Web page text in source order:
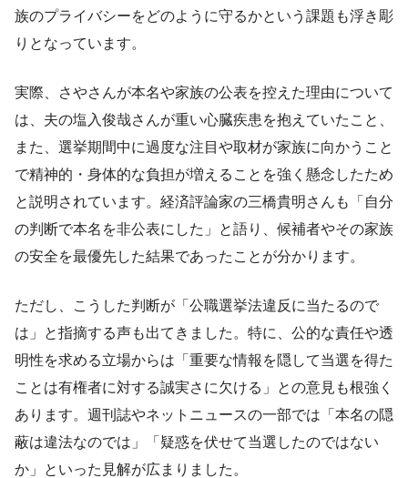
族のプライバシーをどのように守るかという課題も浮き彫
りとなっています。
実際、さやさんが本名や家族の公表を控えた理由について
は、夫の塩入俊哉さんが重い心臓疾患を抱えていたこと、
また、選挙期間中に過度な注目や取材が家族に向かうこと
で精神的・身体的な負担が増えることを強く懸念したため
と説明されています。経済評論家の三橋貴明さんも「自分
の判断で本名を非公表にした」と語り、候補者やその家族
の安全を最優先した結果であったことが分かります。
ただし、こうした判断が「公職選挙法違反に当たるので
は」と指摘する声も出てきました。特に、公的な責任や透
明性を求める立場からは「重要な情報を隠して当選を得た
ことは有権者に対する誠実さに欠ける」との意見も根強く
あります。週刊誌やネットニュースの一部では「本名の隠
蔽は違法なのでは」「疑惑を伏せて当選したのではない
か」といった見解が広まりました。